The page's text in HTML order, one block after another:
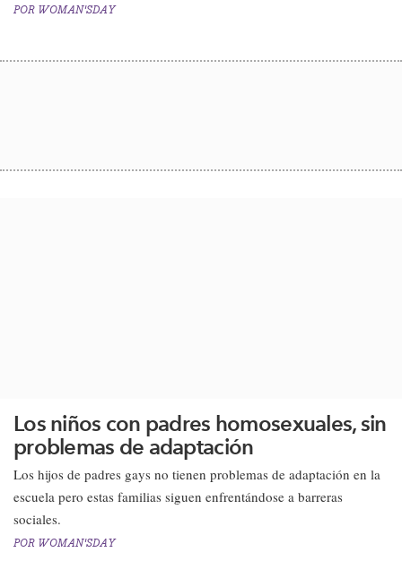
POR WOMAN'SDAY
Los niños con padres homosexuales, sin
problemas de adaptación
​Los hijos de padres gays no tienen problemas de adaptación en la
escuela pero estas familias siguen enfrentándose a barreras
sociales.
POR WOMAN'SDAY